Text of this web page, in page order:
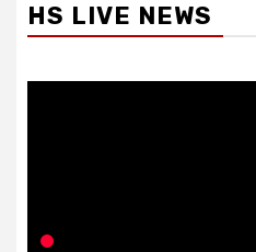
HS LIVE NEWS